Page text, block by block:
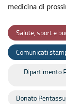
medicina di
Salute, sport e
Comunicati
Dipartimento
Donato